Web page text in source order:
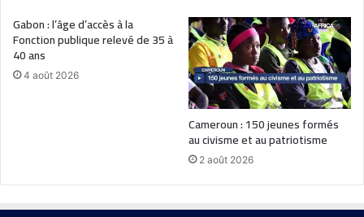
Gabon : l’âge d’accès à la
Fonction publique relevé de 35 à
40 ans
4 août 2026
Cameroun : 150 jeunes formés
au civisme et au patriotisme
2 août 2026